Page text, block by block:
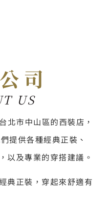
司
US
市中山區的西裝店，
提供各種經典正裝、
以及專業的穿搭建議。
典正裝，穿起來舒適有